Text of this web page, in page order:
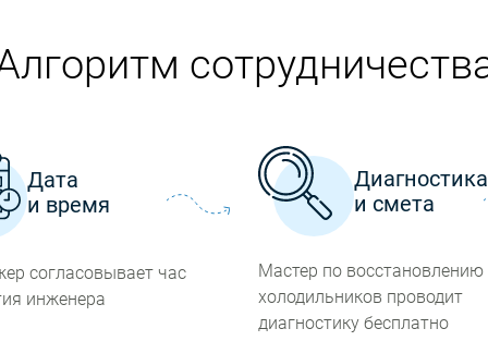
Дата
и время
согласовывает час
инженера
Диагностика
и смета
Мастер по восстановлению
холодильников проводит
диагностику бесплатно